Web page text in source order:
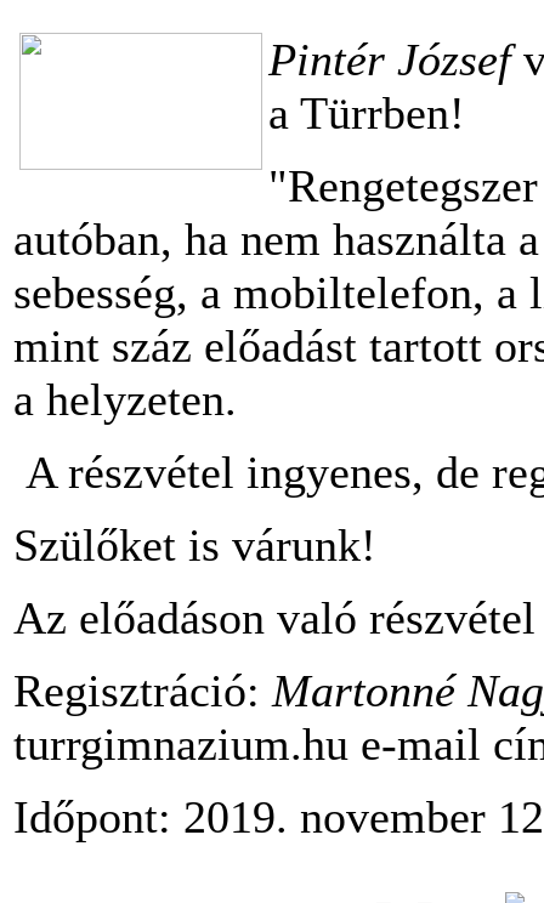
Pintér József
a Türrben!
autóban, ha nem használta
sebesség, a mobiltelefon,
mint száz előadást tartott
a helyzeten.
A részvétel ingyenes, de
Szülőket is várunk!
Az előadáson való
Regisztráció: Martonné
turrgimnazium.hu e-mail
Időpont: 2019. november